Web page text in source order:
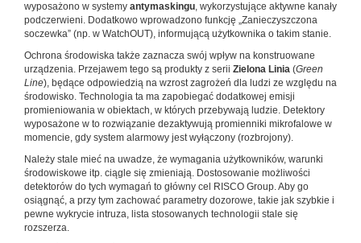
wyposażono w systemy antymaskingu, wykorzystujące aktywne kanały
podczerwieni. Dodatkowo wprowadzono funkcję „Zanie­czyszczona
soczewka” (np. w WatchOUT), informującą użytkownika o takim stanie.
Ochrona środowiska także zaznacza swój wpływ na konstru­owane
urządzenia. Przejawem tego są produkty z serii Zielo­na Linia (Green
Line), będące odpowiedzią na wzrost zagro­żeń dla ludzi ze względu na
środowisko. Technologia ta ma zapobiegać dodatkowej emisji
promieniowania w obiektach, w których przebywają ludzie. Detektory
wyposażone w to roz­wiązanie dezaktywują promienniki mikrofalowe w
momencie, gdy system alarmowy jest wyłączony (rozbrojony).
Należy stale mieć na uwadze, że wymagania użytkowni­ków, warunki
środowiskowe itp. ciągle się zmieniają. Dosto­sowanie możliwości
detektorów do tych wymagań to główny cel RISCO Group. Aby go
osiągnąć, a przy tym zachować parametry dozorowe, takie jak szybkie i
pewne wykrycie in­truza, lista stosowanych technologii stale się
rozszerza.